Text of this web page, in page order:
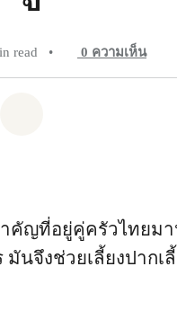
read • 0 ความเห็น
คัญที่อยู่คู่ครัวไทยมา
มันจึงช่วยเลี้ยงปาก